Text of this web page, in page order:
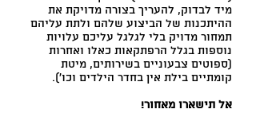
מיד לבדוק, להעריך בצורה מדויקת את
ההיתכנות של הביצוע שלהם ולתת עליהם
תמחור מדויק בלי לגלגל עליכם עלויות
נוספות בגלל הרפתקאות כאלו ואחרות
(ספוטים צבעוניים בשירותים, מיטת
קומתיים בילת אין בחדר הילדים וכו').
אל תישארו מאחור!